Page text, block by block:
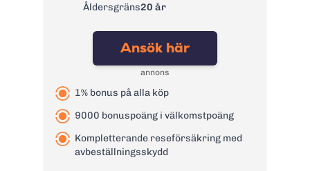
Övertrasseringsav
Läs mer om GF Money Kreditkort
Åldersgräns20 år
Ansök här
annons
1% bonus på alla köp
9000 bonuspoäng i välkomstpoäng
Kompletterande reseförsäkring med
avbeställningsskydd